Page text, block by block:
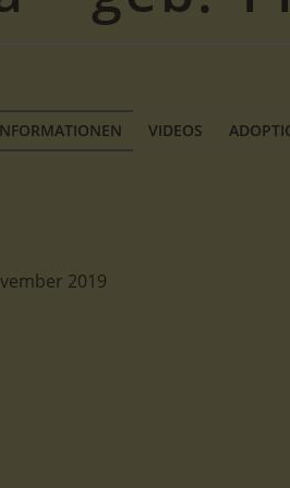
VIDEOS
2019